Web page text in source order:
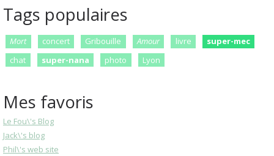
Tags populaires
Mort concert Gribouille Amour livre
super-mec
chat
super-nana photo Lyon
Mes favoris
Le Fou\'s Blog
Jack\'s blog
Phil\'s web site